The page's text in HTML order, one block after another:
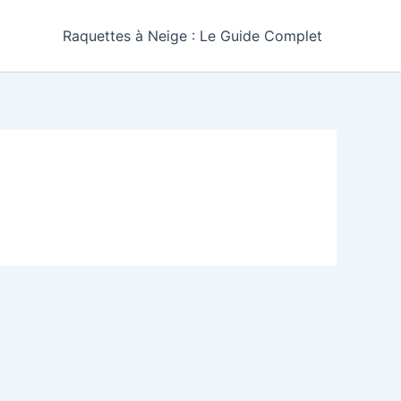
Raquettes à Neige : Le Guide Complet